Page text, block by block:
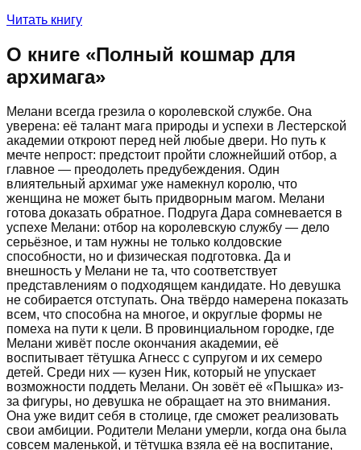
Читать книгу
О книге «Полный кошмар для
архимага»
Мелани всегда грезила о королевской службе. Она
уверена: её талант мага природы и успехи в Лестерской
академии откроют перед ней любые двери. Но путь к
мечте непрост: предстоит пройти сложнейший отбор, а
главное — преодолеть предубеждения. Один
влиятельный архимаг уже намекнул королю, что
женщина не может быть придворным магом. Мелани
готова доказать обратное. Подруга Дара сомневается в
успехе Мелани: отбор на королевскую службу — дело
серьёзное, и там нужны не только колдовские
способности, но и физическая подготовка. Да и
внешность у Мелани не та, что соответствует
представлениям о подходящем кандидате. Но девушка
не собирается отступать. Она твёрдо намерена показать
всем, что способна на многое, и округлые формы не
помеха на пути к цели. В провинциальном городке, где
Мелани живёт после окончания академии, её
воспитывает тётушка Агнесс с супругом и их семеро
детей. Среди них — кузен Ник, который не упускает
возможности поддеть Мелани. Он зовёт её «Пышка» из-
за фигуры, но девушка не обращает на это внимания.
Она уже видит себя в столице, где сможет реализовать
свои амбиции. Родители Мелани умерли, когда она была
совсем маленькой, и тётушка взяла её на воспитание,